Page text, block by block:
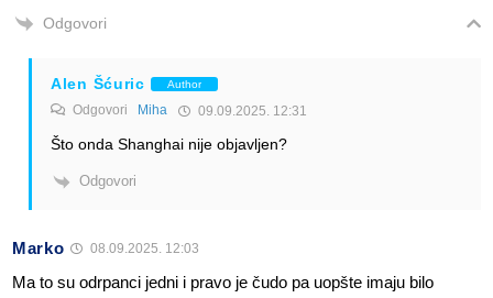
Odgovori
Alen Šćuric Author
Odgovori Miha 09.09.2025. 12:31
Što onda Shanghai nije objavljen?
Odgovori
Marko 08.09.2025. 12:03
Ma to su odrpanci jedni i pravo je čudo pa uopšte imaju bilo